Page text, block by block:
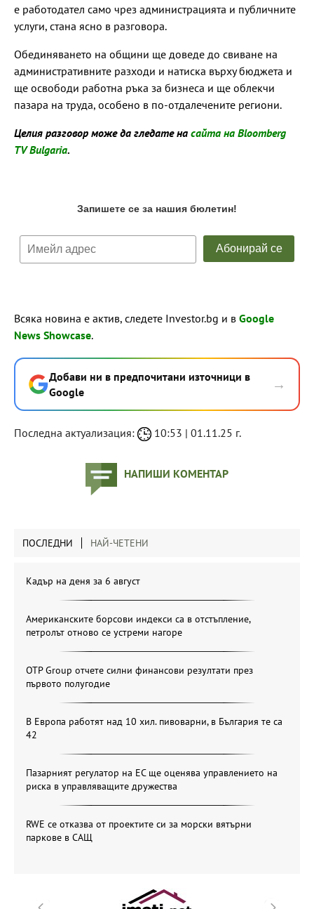
е работодател само чрез администрацията и публичните
услуги, стана ясно в разговора.
Обединяването на общини ще доведе до свиване на
административните разходи и натиска върху бюджета и
ще освободи работна ръка за бизнеса и ще облекчи
пазара на труда, особено в по-отдалечените региони.
Целия разговор може да гледате на сайта на Bloomberg
TV Bulgaria.
Всяка новина е актив, следете Investor.bg и в Google
News Showcase.
Добави ни в предпочитани източници в
Google
→
Последна актуализация: 10:53 | 01.11.25 г.
НАПИШИ КОМЕНТАР
ПОСЛЕДНИ НАЙ-ЧЕТЕНИ
Кадър на деня за 6 август
Американските борсови индекси са в отстъпление,
петролът отново се устреми нагоре
OTP Group отчете силни финансови резултати през
първото полугодие
В Европа работят над 10 хил. пивоварни, в България те са
42
Пазарният регулатор на ЕС ще оценява управлението на
риска в управляващите дружества
RWE се отказва от проектите си за морски вятърни
паркове в САЩ